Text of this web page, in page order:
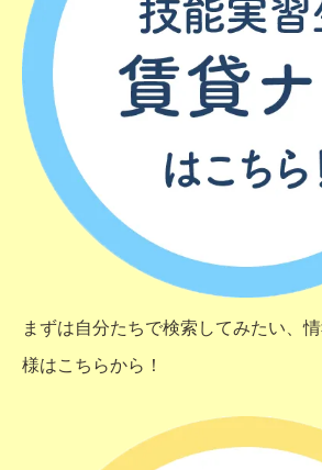
まずは自分たちで検索してみたい、
様はこちらから！